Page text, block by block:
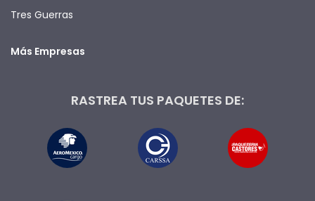
Tres Guerras
Más Empresas
RASTREA TUS PAQUETES DE: